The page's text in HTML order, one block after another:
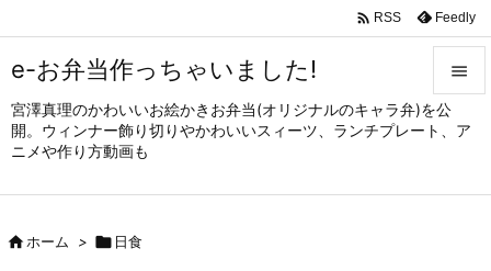
e-お弁当作っちゃいました!
宮澤真理のかわいいお絵かきお弁当(オリジナルのキャラ弁)を公
開。ウィンナー飾り切りやかわいいスィーツ、ランチプレート、ア
ニメや作り方動画も


メニュ
サイド
 RSS Feedly
ホーム >  日食